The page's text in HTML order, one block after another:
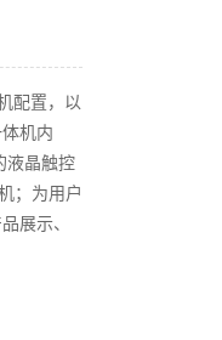
配置，以
机内
液晶触控
；为用户
展示、